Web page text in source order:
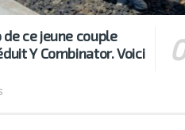
ce jeune couple
Y Combinator. Voici